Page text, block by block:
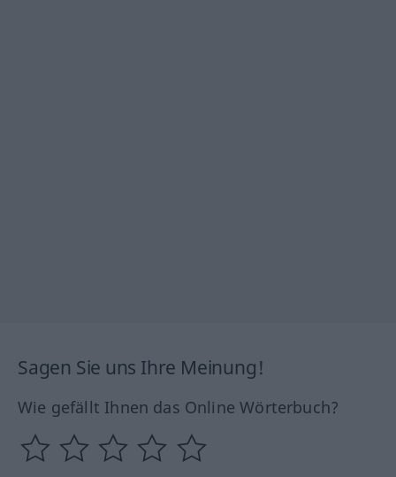
Sagen Sie uns Ihre Meinung!
Wie gefällt Ihnen das Online Wörterbuch?